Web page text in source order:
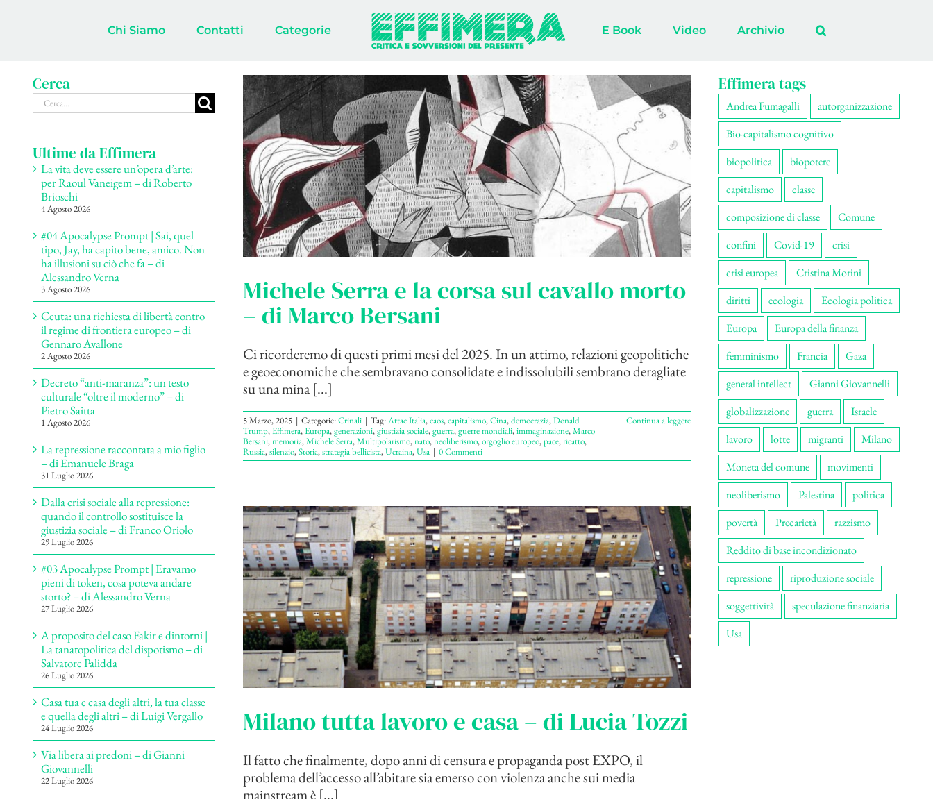
Chi Siamo Contatti Categorie E Book Video Archivio
Michele Serra e la corsa sul cavallo morto
– di Marco Bersani
Ci ricorderemo di questi primi mesi del 2025. In un attimo, relazioni geopolitiche
e geoeconomiche che sembravano consolidate e indissolubili sembrano deragliate
su una mina [...]
5 Marzo, 2025 | Categorie:Crinali | Tag:Attac Italia,caos,capitalismo,Cina,democrazia,Donald
Trump,Effimera,Europa,generazioni,giustizia sociale,guerra,guerre mondiali,immaginazione,Marco
Bersani,memoria,Michele Serra,Multipolarismo,nato,neoliberismo,orgoglio europeo,pace,ricatto,
Russia,silenzio,Storia,strategia bellicista,Ucraina,Usa | 0 Commenti
Continua a leggere
Milano tutta lavoro e casa – di Lucia Tozzi
Il fatto che finalmente, dopo anni di censura e propaganda post EXPO, il
problema dell’accesso all’abitare sia emerso con violenza anche sui media
mainstream è [...]
Cerca
Cerca
per:
Ultime da Effimera
La vita deve essere un’opera d’arte:
per Raoul Vaneigem – di Roberto
Brioschi
4 Agosto 2026
#04 Apocalypse Prompt | Sai, quel
tipo, Jay, ha capito bene, amico. Non
ha illusioni su ciò che fa – di
Alessandro Verna
3 Agosto 2026
Ceuta: una richiesta di libertà contro
il regime di frontiera europeo – di
Gennaro Avallone
2 Agosto 2026
Decreto “anti-maranza”: un testo
culturale “oltre il moderno” – di
Pietro Saitta
1 Agosto 2026
La repressione raccontata a mio figlio
– di Emanuele Braga
31 Luglio 2026
Dalla crisi sociale alla repressione:
quando il controllo sostituisce la
giustizia sociale – di Franco Oriolo
29 Luglio 2026
#03 Apocalypse Prompt | Eravamo
pieni di token, cosa poteva andare
storto? – di Alessandro Verna
27 Luglio 2026
A proposito del caso Fakir e dintorni |
La tanatopolitica del dispotismo – di
Salvatore Palidda
26 Luglio 2026
Casa tua e casa degli altri, la tua classe
e quella degli altri – di Luigi Vergallo
24 Luglio 2026
Via libera ai predoni – di Gianni
Giovannelli
22 Luglio 2026
Effimera tags
Andrea Fumagalli
autorganizzazione
Bio-capitalismo cognitivo
biopolitica
biopotere
capitalismo
classe
composizione di classe
Comune
confini
Covid-19
crisi
crisi europea
Cristina Morini
diritti
ecologia
Ecologia politica
Europa
Europa della finanza
femminismo
Francia
Gaza
general intellect
Gianni Giovannelli
globalizzazione
guerra
Israele
lavoro
lotte migranti
Milano
Moneta del comune
movimenti
neoliberismo
Palestina
politica
povertà
Precarietà
razzismo
Reddito di base incondizionato
repressione
riproduzione sociale
soggettività
speculazione finanziaria
Usa